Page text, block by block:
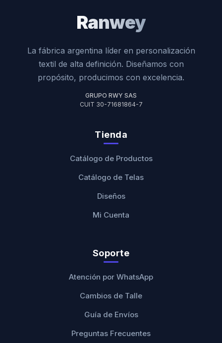
Ranwey
La fábrica argentina líder en personalización
textil de alta definición. Diseñamos con
propósito, producimos con excelencia.
GRUPO RWY SAS
CUIT 30-71681864-7
Tienda
Catálogo de Productos
Catálogo de Telas
Diseños
Mi Cuenta
Soporte
Atención por WhatsApp
Cambios de Talle
Guía de Envíos
Preguntas Frecuentes